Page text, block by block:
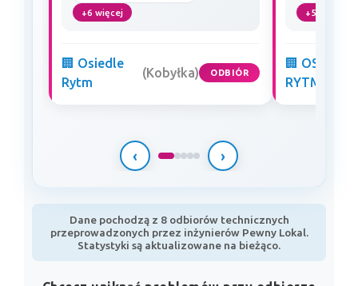
+6 więcej
🏢 Osiedle
Rytm
(Kobyłka) ODBIÓR
+5 więcej
🏢 OSIEDLE
RYTM
‹ ›
Dane pochodzą z 8 odbiorów technicznych
przeprowadzonych przez inżynierów Pewny Lokal.
Statystyki są aktualizowane na bieżąco.